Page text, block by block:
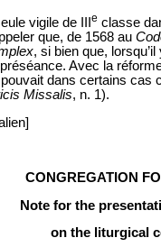
vigile de III e classe
que, de 1568 au
, si bien que,
Avec la
dans certains
Missalis, n. 1).
CONGREGATION
Note for the
on the liturgical